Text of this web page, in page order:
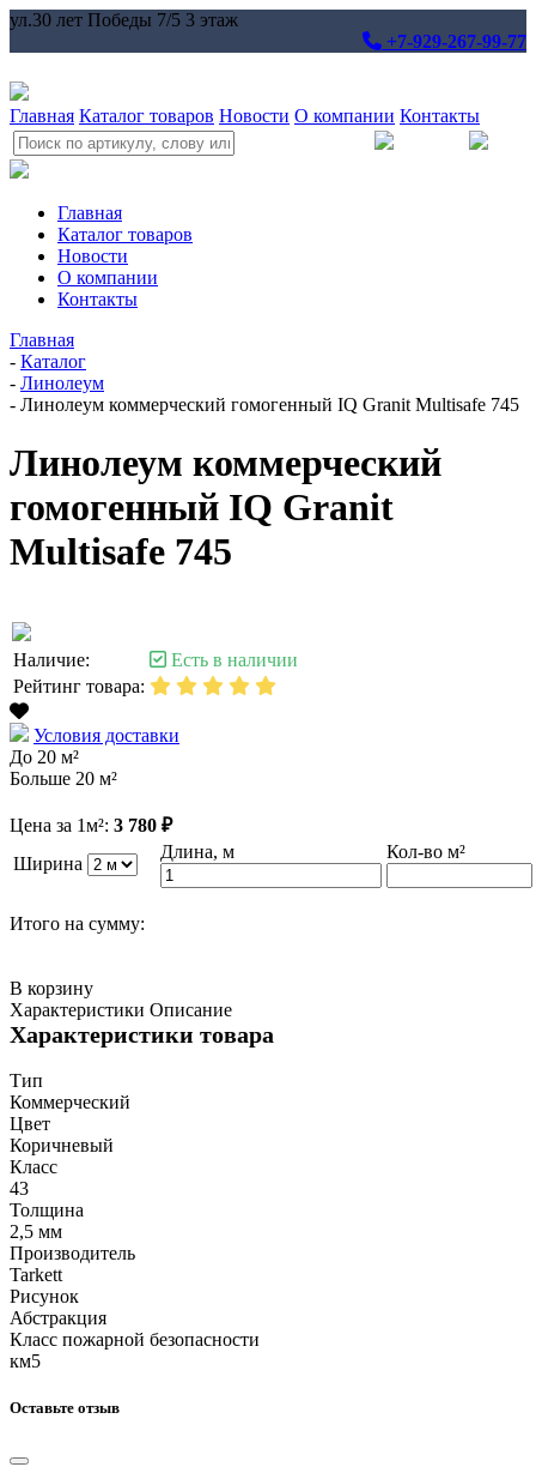
ул.30 лет Победы 7/5 3 этаж
+7-929-267-99-77
Главная Каталог товаров Новости О компании Контакты
Главная
Каталог товаров
Новости
О компании
Контакты
Главная
- Каталог
- Линолеум
- Линолеум коммерческий гомогенный IQ Granit Multisafe 745
Линолеум коммерческий
гомогенный IQ Granit
Multisafe 745
Наличие:
Есть в наличии
Рейтинг товара:
Условия доставки
До 20 м²
Больше 20 м²
Цена за 1м²: 3 780 ₽
Ширина
Длина, м Кол-во м²
Итого на сумму:
В корзину
Характеристики Описание
Характеристики товара
Тип
Коммерческий
Цвет
Коричневый
Класс
43
Толщина
2,5 мм
Производитель
Tarkett
Рисунок
Абстракция
Класс пожарной безопасности
км5
Оставьте отзыв